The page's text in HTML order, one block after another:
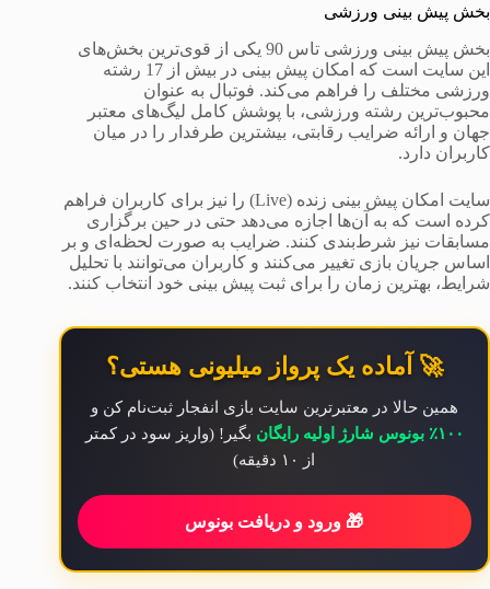
بخش پیش بینی ورزشی
بخش پیش بینی ورزشی تاس 90 یکی از قوی‌ترین بخش‌های
این سایت است که امکان پیش بینی در بیش از 17 رشته
ورزشی مختلف را فراهم می‌کند. فوتبال به عنوان
محبوب‌ترین رشته ورزشی، با پوشش کامل لیگ‌های معتبر
جهان و ارائه ضرایب رقابتی، بیشترین طرفدار را در میان
کاربران دارد.
سایت امکان پیش بینی زنده (Live) را نیز برای کاربران فراهم
کرده است که به آن‌ها اجازه می‌دهد حتی در حین برگزاری
مسابقات نیز شرط‌بندی کنند. ضرایب به صورت لحظه‌ای و بر
اساس جریان بازی تغییر می‌کنند و کاربران می‌توانند با تحلیل
شرایط، بهترین زمان را برای ثبت پیش بینی خود انتخاب کنند.
🚀 آماده یک پرواز میلیونی هستی؟
همین حالا در معتبرترین سایت بازی انفجار ثبت‌نام کن و
۱۰۰٪ بونوس شارژ اولیه رایگان
بگیر! (واریز سود در کمتر
از ۱۰ دقیقه)
🎁 ورود و دریافت بونوس